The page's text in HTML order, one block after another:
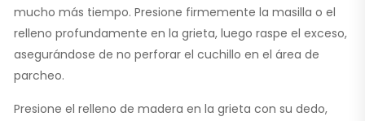
mucho más tiempo. Presione firmemente la masilla o el
relleno profundamente en la grieta, luego raspe el exceso,
asegurándose de no perforar el cuchillo en el área de
parcheo.
Presione el relleno de madera en la grieta con su dedo,